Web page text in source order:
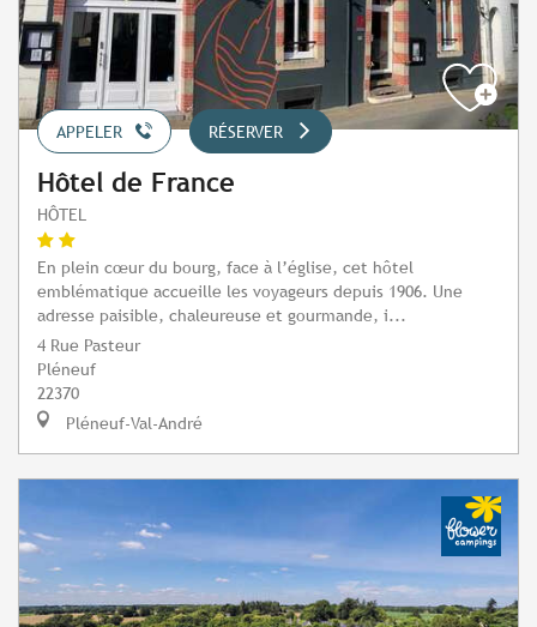
APPELER RÉSERVER
Hôtel de France
HÔTEL
En plein cœur du bourg, face à l’église, cet hôtel
emblématique accueille les voyageurs depuis 1906. Une
adresse paisible, chaleureuse et gourmande, i...
4 Rue Pasteur
Pléneuf
22370
Pléneuf-Val-André